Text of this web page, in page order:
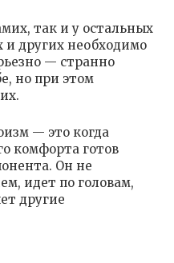
так и у остальных
других необходимо
— странно
но при этом
— это когда
комфорта готов
Он не
идет по головам,
другие